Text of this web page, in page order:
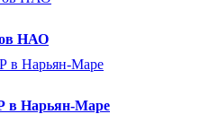
НАО
в Нарьян-Маре